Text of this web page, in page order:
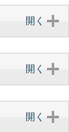
月31日発表
（土木、建
会福祉士）
開く
開く
開く